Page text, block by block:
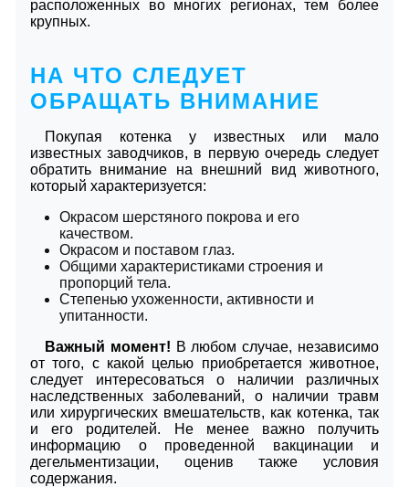
расположенных во многих регионах, тем более
крупных.
НА ЧТО СЛЕДУЕТ
ОБРАЩАТЬ ВНИМАНИЕ
Покупая котенка у известных или мало
известных заводчиков, в первую очередь следует
обратить внимание на внешний вид животного,
который характеризуется:
Окрасом шерстяного покрова и его
качеством.
Окрасом и поставом глаз.
Общими характеристиками строения и
пропорций тела.
Степенью ухоженности, активности и
упитанности.
Важный момент! В любом случае, независимо
от того, с какой целью приобретается животное,
следует интересоваться о наличии различных
наследственных заболеваний, о наличии травм
или хирургических вмешательств, как котенка, так
и его родителей. Не менее важно получить
информацию о проведенной вакцинации и
дегельментизации, оценив также условия
содержания.